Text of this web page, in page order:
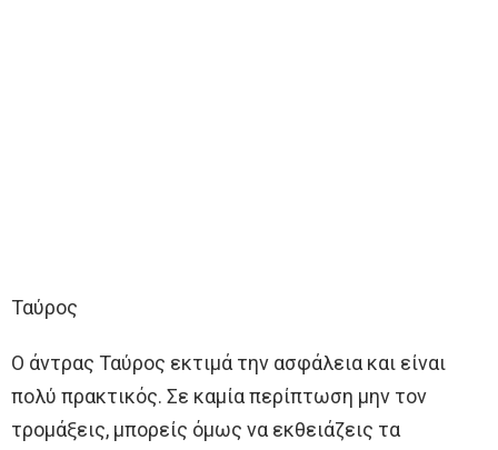
Ταύρος
Ο άντρας Ταύρος εκτιμά την ασφάλεια και είναι
πολύ πρακτικός. Σε καμία περίπτωση μην τον
τρομάξεις, μπορείς όμως να εκθειάζεις τα